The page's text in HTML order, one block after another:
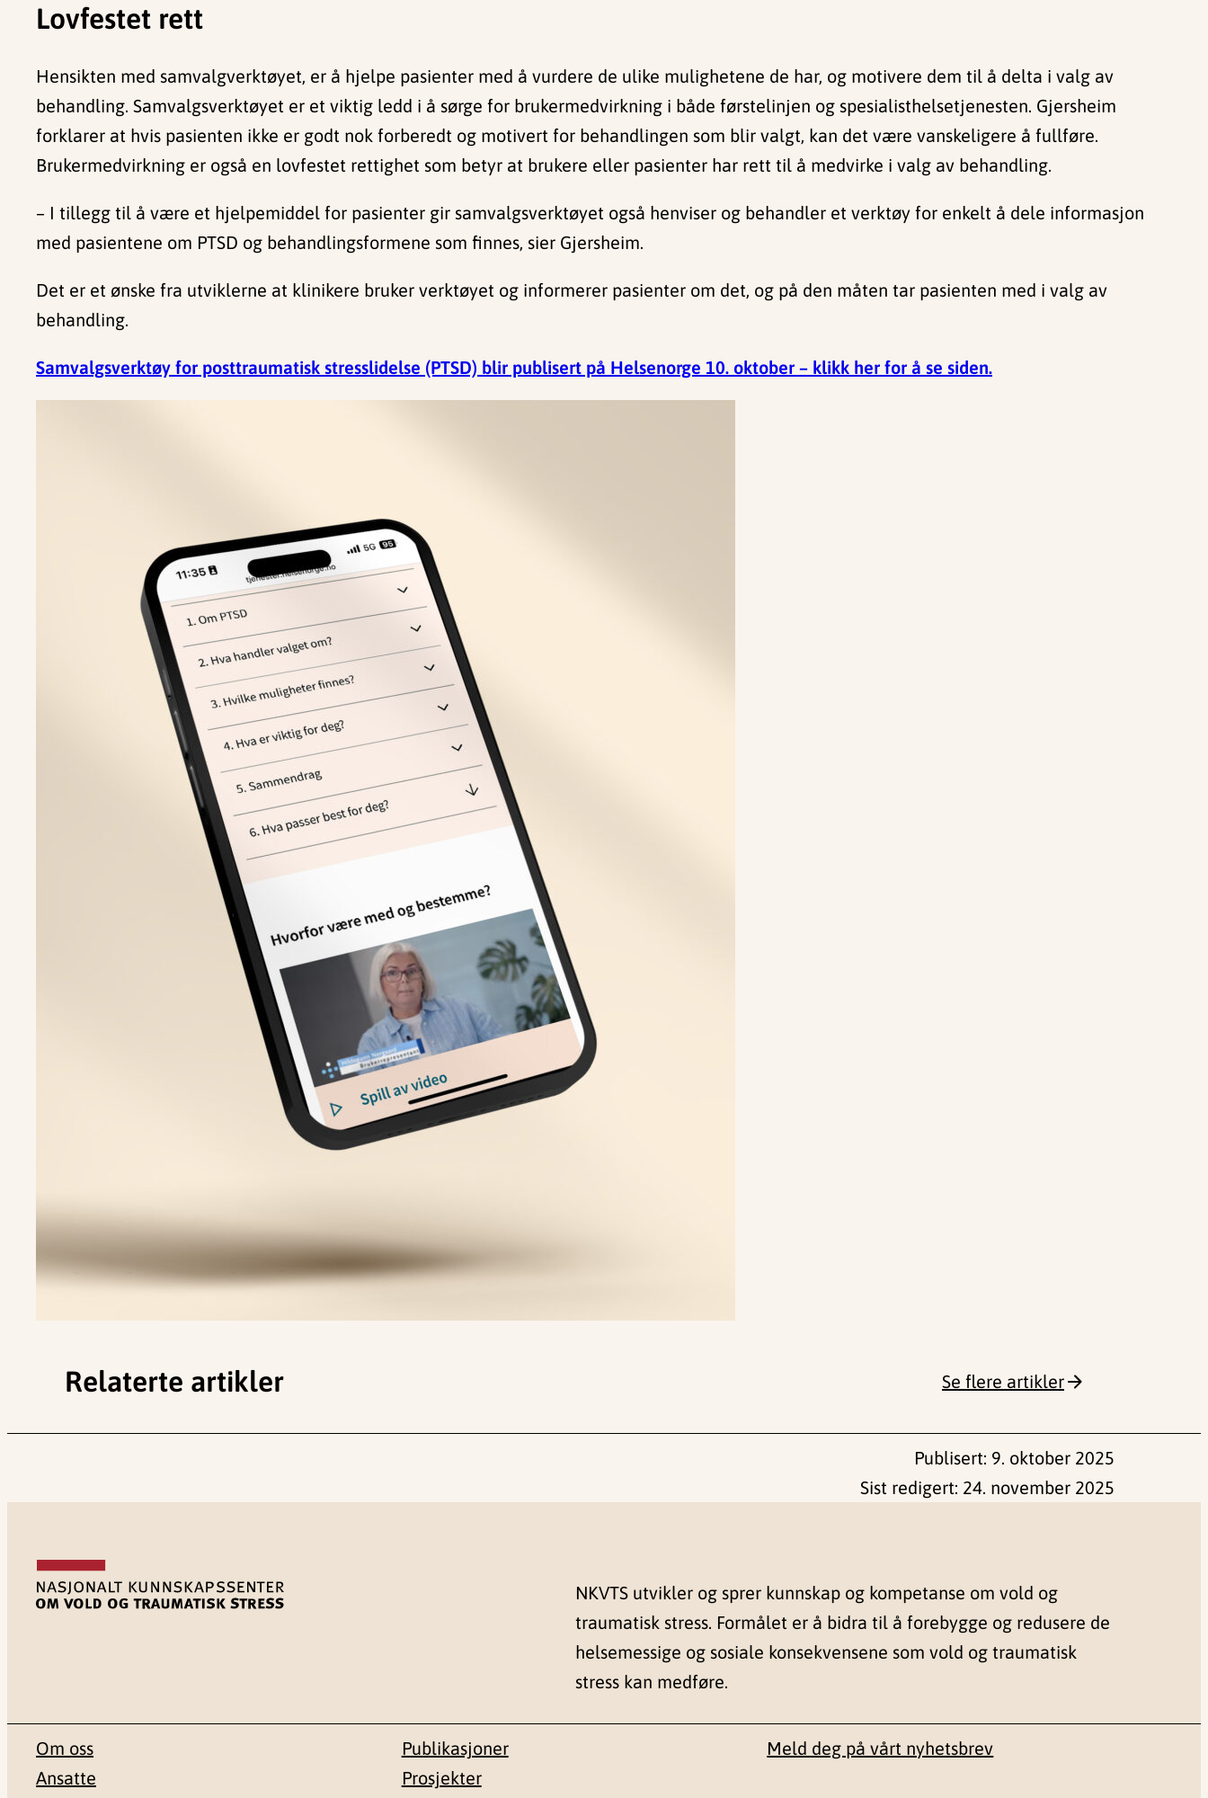
Lovfestet rett
Hensikten med samvalgverktøyet, er å hjelpe pasienter med å vurdere de ulike mulighetene de har, og motivere dem til å delta i valg av
behandling. Samvalgsverktøyet er et viktig ledd i å sørge for brukermedvirkning i både førstelinjen og spesialisthelsetjenesten. Gjersheim
forklarer at hvis pasienten ikke er godt nok forberedt og motivert for behandlingen som blir valgt, kan det være vanskeligere å fullføre.
Brukermedvirkning er også en lovfestet rettighet som betyr at brukere eller pasienter har rett til å medvirke i valg av behandling.
– I tillegg til å være et hjelpemiddel for pasienter gir samvalgsverktøyet også henviser og behandler et verktøy for enkelt å dele informasjon
med pasientene om PTSD og behandlingsformene som finnes, sier Gjersheim.
Det er et ønske fra utviklerne at klinikere bruker verktøyet og informerer pasienter om det, og på den måten tar pasienten med i valg av
behandling.
Samvalgsverktøy for posttraumatisk stresslidelse (PTSD) blir publisert på Helsenorge 10. oktober – klikk her for å se siden.
Relaterte artikler Se flere artikler
Publisert: 9. oktober 2025
Sist redigert: 24. november 2025
NKVTS utvikler og sprer kunnskap og kompetanse om vold og
traumatisk stress. Formålet er å bidra til å forebygge og redusere de
helsemessige og sosiale konsekvensene som vold og traumatisk
stress kan medføre.
Om oss
Ansatte
Publikasjoner
Prosjekter
Meld deg på vårt nyhetsbrev